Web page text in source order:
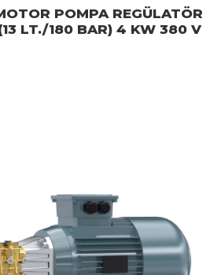
POMPA REGÜLATÖR
LT./180 BAR) 4 KW 380 V